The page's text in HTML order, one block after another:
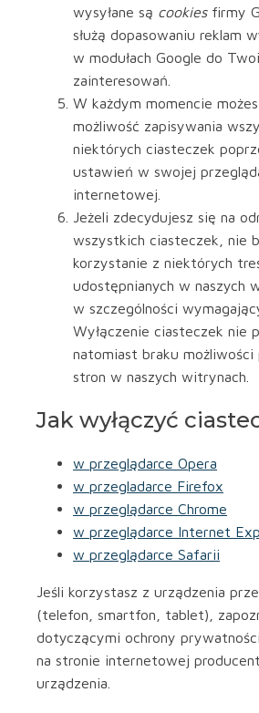
wysyłane są cookiesfirmy
służą dopasowaniu reklam
w modułach Google do
zainteresowań.
W każdym momencie
możliwość zapisywania
niektórych ciasteczek
ustawień w swojej
internetowej.
Jeżeli zdecydujesz się na
wszystkich ciasteczek, nie
korzystanie z niektórych
udostępnianych w naszych
w szczególności
Wyłączenie ciasteczek nie
natomiast braku możliwości
stron w naszych witrynach.
Jak wyłączyć
w przeglądarce Opera
w przegladarce Firefox
w przeglądarce Chrome
w przeglądarce Internet
w przeglądarce Safarii
Jeśli korzystasz z urządzenia
(telefon, smartfon, tablet),
dotyczącymi ochrony
na stronie internetowej
urządzenia.